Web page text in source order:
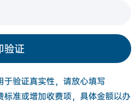
验证
验证真实性，请放心填写
准或增加收费项，具体金额以办